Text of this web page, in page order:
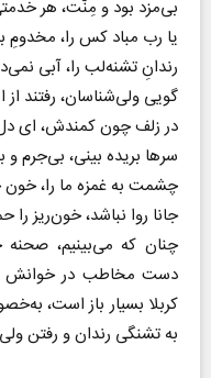
بی‌مزد بود و مِنَّت، هر
یا رب مباد کس را، مخدومِ
رندانِ تشنه‌لب را، آبی
گویی ولی‌شناسان، رفتند از
در زلف چون کمندش،‌ ای
سرها بریده بینی، بی‌جرم
چشمت به غمزه ما را،
جانا روا نباشد، خون‌ریز را
چنان که می‌بینیم،
دست مخاطب در خوانش
کربلا بسیار باز است،
به تشنگی رندان و رفتن